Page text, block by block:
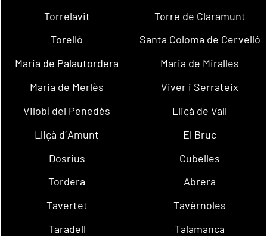
Torrelavit
Torre de Claramunt
Torelló
Santa Coloma de Cervelló
Maria de Palautordera
Maria de Miralles
Maria de Merlès
Viver i Serrateix
Vilobí del Penedès
Lliçà de Vall
Lliçà d´Amunt
El Bruc
Dosrius
Cubelles
Tordera
Abrera
Tavertet
Tavèrnoles
Taradell
Talamanca